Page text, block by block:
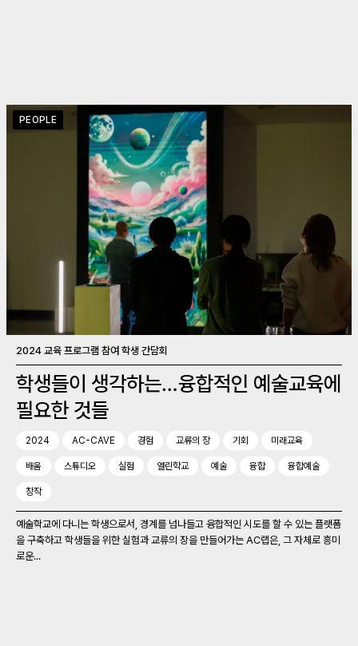
PEOPLE
2024 교육 프로그램 참여 학생 간담회
학생들이 생각하는…융합적인 예술교육에
필요한 것들
2024 AC-CAVE 경험 교류의 장 기회 미래교육
배움 스튜디오 실험 열린학교 예술 융합 융합예술
창작
예술학교에 다니는 학생으로서, 경계를 넘나들고 융합적인 시도를 할 수 있는 플랫폼
을 구축하고 학생들을 위한 실험과 교류의 장을 만들어가는 AC랩은, 그 자체로 흥미
로운...